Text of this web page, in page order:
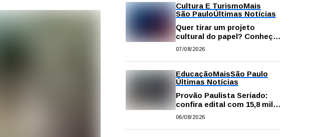
Cultura E TurismoMais
São PauloÚltimas Notícias
Quer tirar um projeto
cultural do papel? Conheça
os principais editais
07/08/2026
EducaçãoMaisSão Paulo
Últimas Notícias
Provão Paulista Seriado:
confira edital com 15,8 mil
vagas para ensino superior
06/08/2026